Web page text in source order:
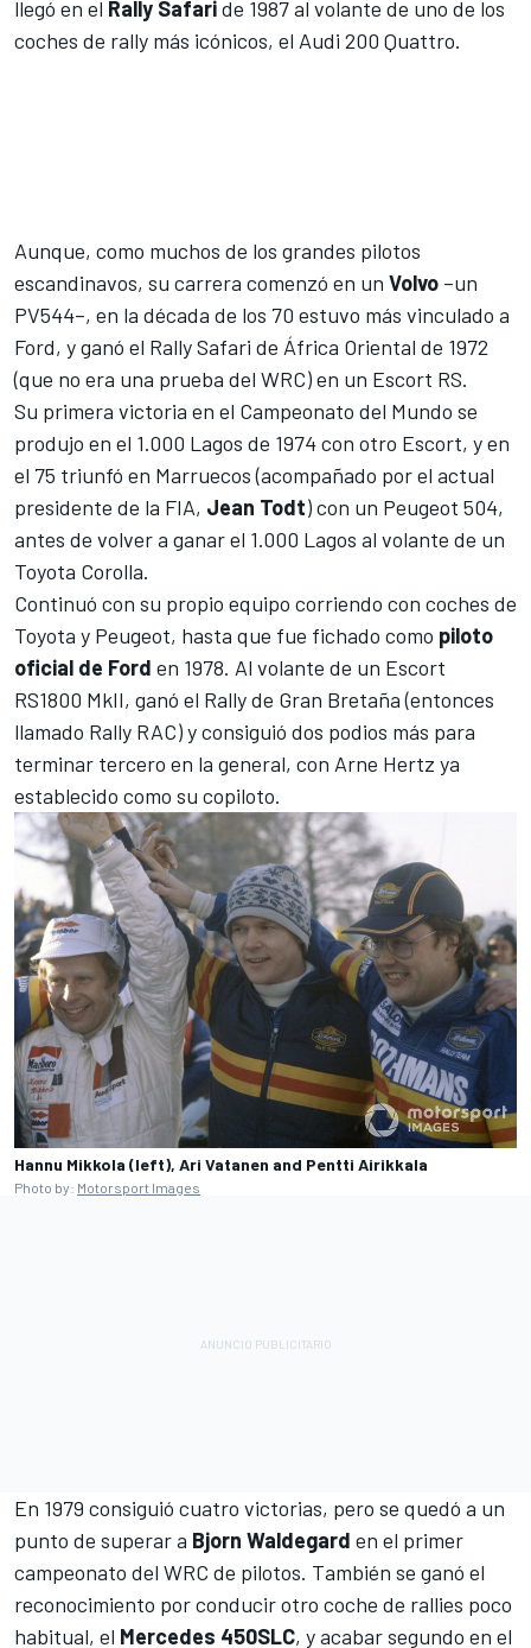
llegó en el Rally Safaride 1987 al volante de uno de los
coches de rally más icónicos, el Audi 200 Quattro.
Aunque, como muchos de los grandes pilotos
escandinavos, su carrera comenzó en un Volvo –un
PV544–, en la década de los 70 estuvo más vinculado a
Ford, y ganó el Rally Safari de África Oriental de 1972
(que no era una prueba del WRC) en un Escort RS.
Su primera victoria en el Campeonato del Mundo se
produjo en el 1.000 Lagos de 1974 con otro Escort, y en
el 75 triunfó en Marruecos (acompañado por el actual
presidente de la FIA, Jean Todt) con un Peugeot 504,
antes de volver a ganar el 1.000 Lagos al volante de un
Toyota Corolla.
Continuó con su propio equipo corriendo con coches de
Toyota y Peugeot, hasta que fue fichado como piloto
oficial de Ford en 1978. Al volante de un Escort
RS1800 MkII, ganó el Rally de Gran Bretaña (entonces
llamado Rally RAC) y consiguió dos podios más para
terminar tercero en la general, con Arne Hertz ya
establecido como su copiloto.
Hannu Mikkola (left), Ari Vatanen and Pentti Airikkala
Photo by: Motorsport Images
En 1979 consiguió cuatro victorias, pero se quedó a un
punto de superar a Bjorn Waldegard en el primer
campeonato del WRC de pilotos. También se ganó el
reconocimiento por conducir otro coche de rallies poco
habitual, el Mercedes 450SLC, y acabar segundo en el